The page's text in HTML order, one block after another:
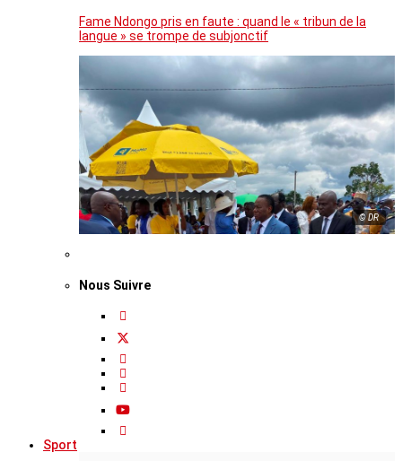
Fame Ndongo pris en faute : quand le « tribun de la
langue » se trompe de subjonctif
© DR
Nous Suivre
Sport